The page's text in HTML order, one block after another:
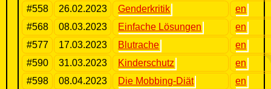
#558
26.02.2023 Genderkritik
en
#568
08.03.2023 Einfache Lösungen
en
#577
17.03.2023 Blutrache
en
#590
31.03.2023 Kinderschutz
en
#598
08.04.2023 Die Mobbing-Diät
en